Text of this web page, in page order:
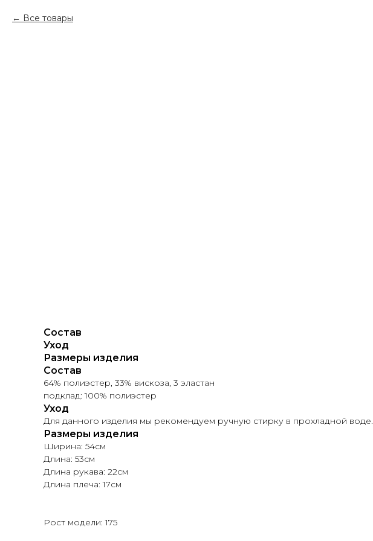
Все товары
Состав
Уход
Размеры изделия
Состав
64% полиэстер, 33% вискоза, 3 эластан
подклад: 100% полиэстер
Уход
Для данного изделия мы рекомендуем ручную стирку в прохладной воде.
Размеры изделия
Ширина: 54см
Длина: 53см
Длина рукава: 22см
Длина плеча: 17см
Рост модели: 175